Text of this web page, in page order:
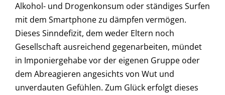
Alkohol- und Drogenkonsum oder ständiges Surfen
mit dem Smartphone zu dämpfen vermögen.
Dieses Sinndefizit, dem weder Eltern noch
Gesellschaft ausreichend gegenarbeiten, mündet
in Imponiergehabe vor der eigenen Gruppe oder
dem Abreagieren angesichts von Wut und
unverdauten Gefühlen. Zum Glück erfolgt dieses